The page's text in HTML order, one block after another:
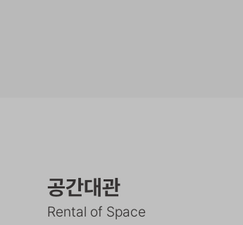
공간대관
Rental of Space